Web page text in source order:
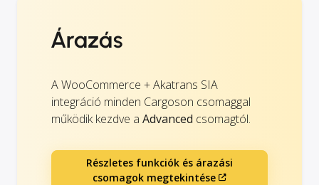
Árazás
A WooCommerce + Akatrans SIA
integráció minden Cargoson csomaggal
működik kezdve a Advanced csomagtól.
Részletes funkciók és árazási
csomagok megtekintése